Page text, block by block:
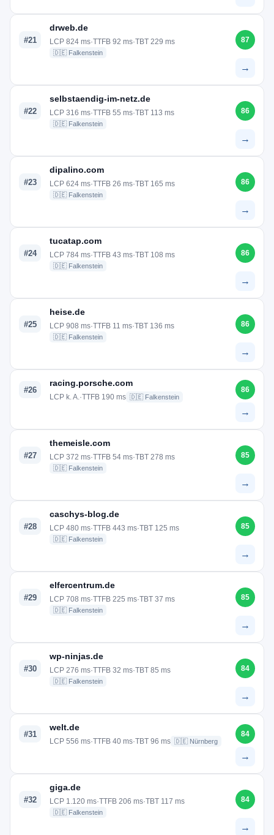
#21
drweb.de
LCP 824 ms·TTFB 92 ms·TBT 229 ms
🇩🇪 Falkenstein
87
→
#22
selbstaendig-im-netz.de
LCP 316 ms·TTFB 55 ms·TBT 113 ms
🇩🇪 Falkenstein
86
→
#23
dipalino.com
LCP 624 ms·TTFB 26 ms·TBT 165 ms
🇩🇪 Falkenstein
86
→
#24
tucatap.com
LCP 784 ms·TTFB 43 ms·TBT 108 ms
🇩🇪 Falkenstein
86
→
#25
heise.de
LCP 908 ms·TTFB 11 ms·TBT 136 ms
🇩🇪 Falkenstein
86
→
#26
racing.porsche.com
LCP k. A.·TTFB 190 ms 🇩🇪 Falkenstein
86
→
#27
themeisle.com
LCP 372 ms·TTFB 54 ms·TBT 278 ms
🇩🇪 Falkenstein
85
→
#28
caschys-blog.de
LCP 480 ms·TTFB 443 ms·TBT 125 ms
🇩🇪 Falkenstein
85
→
#29
elfercentrum.de
LCP 708 ms·TTFB 225 ms·TBT 37 ms
🇩🇪 Falkenstein
85
→
#30
wp-ninjas.de
LCP 276 ms·TTFB 32 ms·TBT 85 ms
🇩🇪 Falkenstein
84
→
#31
welt.de
LCP 556 ms·TTFB 40 ms·TBT 96 ms 🇩🇪 Nürnberg
84
→
#32
giga.de
LCP 1.120 ms·TTFB 206 ms·TBT 117 ms
🇩🇪 Falkenstein
84
→